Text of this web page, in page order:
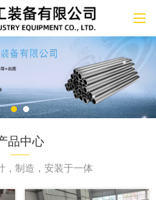
品中心
，制造，安装于一体